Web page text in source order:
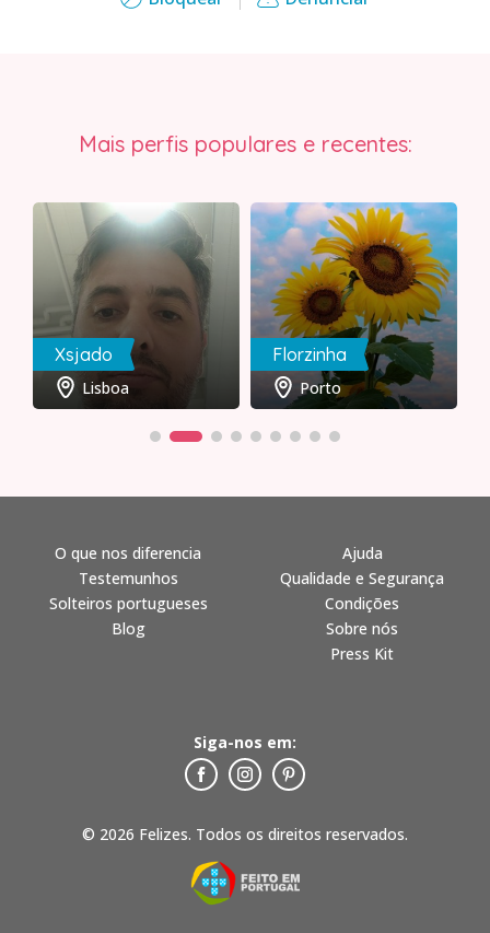
Mais perfis populares e recentes:
Xsjado
Lisboa
Florzinha
Porto
© 2026 Felizes. Todos os direitos reservados.
O que nos diferencia
Testemunhos
Solteiros portugueses
Blog
Ajuda
Qualidade e Segurança
Condições
Sobre nós
Press Kit
Siga-nos em: